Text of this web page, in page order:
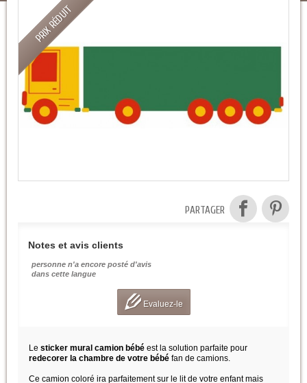
PRIX RÉDUIT
PARTAGER
Notes et avis clients
personne n'a encore posté d'avis
dans cette langue
Evaluez-le
Le sticker mural camion bébé est la solution parfaite pour
redecorer la chambre de votre bébé fan de camions.
Ce camion coloré ira parfaitement sur le lit de votre enfant mais